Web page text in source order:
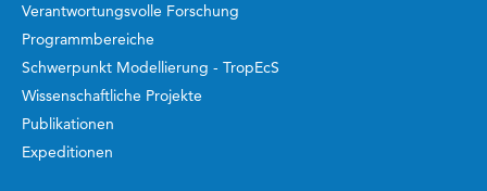
Verantwortungsvolle Forschung
Programmbereiche
Schwerpunkt Modellierung - TropEcS
Wissenschaftliche Projekte
Publikationen
Expeditionen